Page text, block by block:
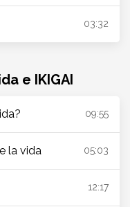
03:32
e IKIGAI
09:55
la vida 05:03
12:17